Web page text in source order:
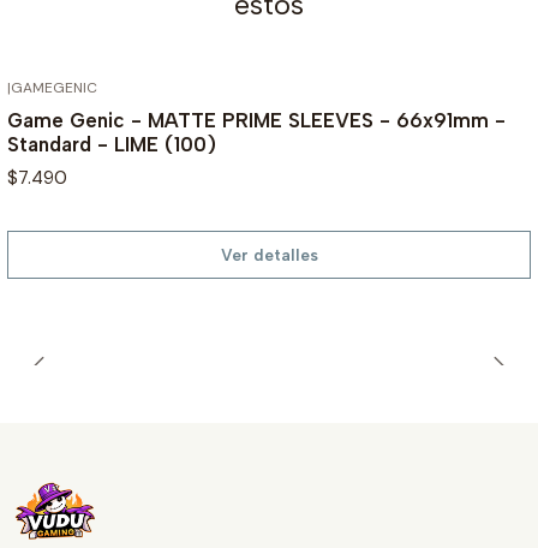
|GAMEGENIC
Game Genic - MATTE PRIME SLEEVES - 66x91mm -
Standard - LIME (100)
$7.490
Ver detalles